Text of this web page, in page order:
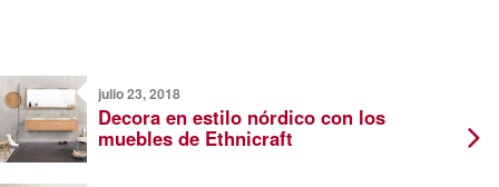
julio 23, 2018
Decora en estilo nórdico con los
muebles de Ethnicraft